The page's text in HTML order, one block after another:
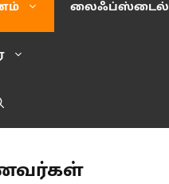
லைஃப்ஸ்டைல்